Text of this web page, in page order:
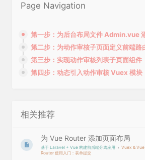
Page Navigation
第三步：实现动作审核列表子页面组件
第四步：动态引入动作审核 Vuex 模块
相关推荐
为 Vue Router 添加页面布局
基于 Laravel + Vue 构建前后端分离应用
Vuex & Vue
Router 使用入门：表单提交